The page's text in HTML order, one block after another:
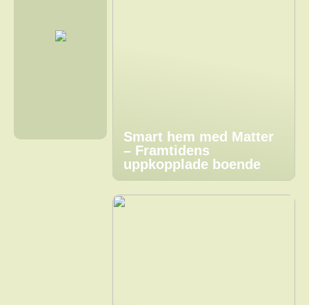
Smart hem med Matter
– Framtidens
uppkopplade boende